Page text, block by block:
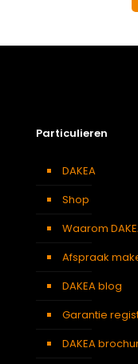
Particulieren
DAKEA
Shop
Waarom
Afspraak
DAKEA blog
Garantie
DAKEA